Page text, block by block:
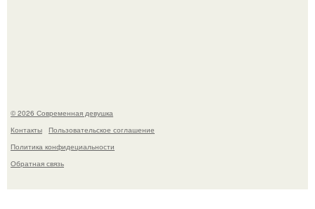
© 2026 Современная девушка
Контакты
Пользовательское соглашение
Политика конфидециальности
Обратная связь